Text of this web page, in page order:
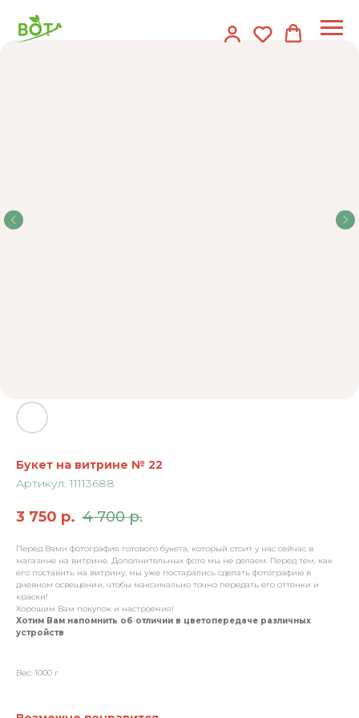
Букет на витрине № 22
Артикул:11113688
3 750 р. 4 700 р.
Перед Вами фотография готового букета, который стоит у нас сейчас в
магазине на витрине. Дополнительных фото мы не делаем. Перед тем, как
его поставить на витрину, мы уже постарались сделать фотографию в
дневном освещении, чтобы максимально точно передать его оттенки и
краски!
Хорошим Вам покупок и настроения!
Хотим Вам напомнить об отличии в цветопередаче различных
устройств
Вес: 1000 г